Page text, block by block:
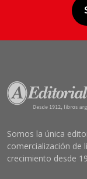
Somos la única
comercialización de
crecimiento desde